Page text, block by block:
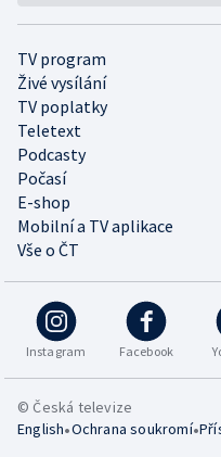
TV program
Živé vysílání
TV poplatky
Teletext
Podcasty
Počasí
E-shop
Mobilní a TV aplikace
Vše o ČT
Instagram Facebook
© Česká televize
English•Ochrana soukromí•